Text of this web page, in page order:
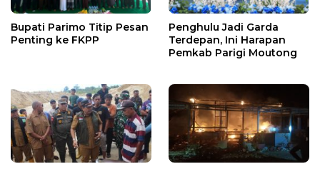
Bupati Parimo Titip Pesan
Penting ke FKPP
Penghulu Jadi Garda
Terdepan, Ini Harapan
Pemkab Parigi Moutong